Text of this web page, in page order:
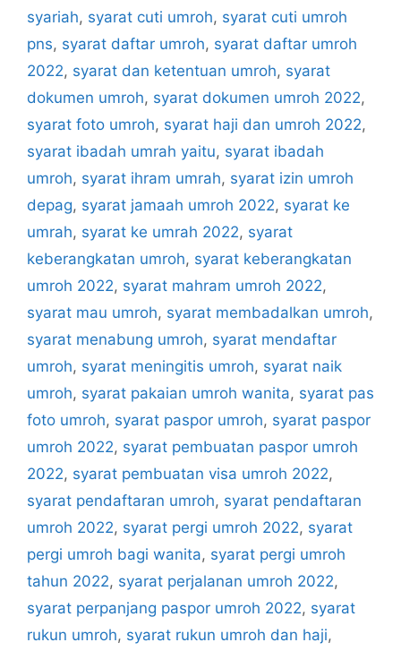
syariah, syarat cuti umroh, syarat cuti umroh
pns, syarat daftar umroh, syarat daftar umroh
2022, syarat dan ketentuan umroh, syarat
dokumen umroh, syarat dokumen umroh 2022,
syarat foto umroh, syarat haji dan umroh 2022,
syarat ibadah umrah yaitu, syarat ibadah
umroh, syarat ihram umrah, syarat izin umroh
depag, syarat jamaah umroh 2022, syarat ke
umrah, syarat ke umrah 2022, syarat
keberangkatan umroh, syarat keberangkatan
umroh 2022, syarat mahram umroh 2022,
syarat mau umroh, syarat membadalkan umroh,
syarat menabung umroh, syarat mendaftar
umroh, syarat meningitis umroh, syarat naik
umroh, syarat pakaian umroh wanita, syarat pas
foto umroh, syarat paspor umroh, syarat paspor
umroh 2022, syarat pembuatan paspor umroh
2022, syarat pembuatan visa umroh 2022,
syarat pendaftaran umroh, syarat pendaftaran
umroh 2022, syarat pergi umroh 2022, syarat
pergi umroh bagi wanita, syarat pergi umroh
tahun 2022, syarat perjalanan umroh 2022,
syarat perpanjang paspor umroh 2022, syarat
rukun umroh, syarat rukun umroh dan haji,